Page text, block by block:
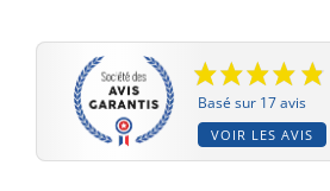
Basé sur 17 avis
VOIR LES AVIS